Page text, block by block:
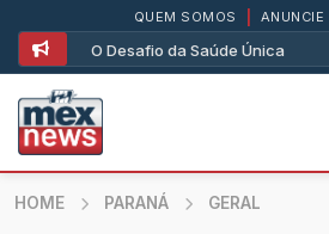
O Desafio da Saúde Única
QUEM SOMOS ANUNCIE
HOME PARANÁ GERAL